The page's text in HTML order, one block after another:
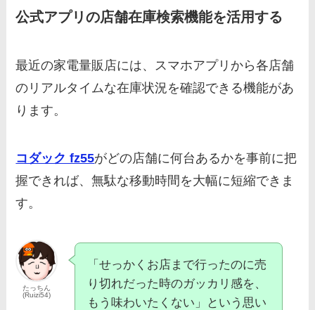
公式アプリの店舗在庫検索機能を活用する
最近の家電量販店には、スマホアプリから各店舗
のリアルタイムな在庫状況を確認できる機能があ
ります。
コダック fz55がどの店舗に何台あるかを事前に把
握できれば、無駄な移動時間を大幅に短縮できま
す。
たっちん
(Ruizi54)
「せっかくお店まで行ったのに売
り切れだった時のガッカリ感を、
もう味わいたくない」という思い